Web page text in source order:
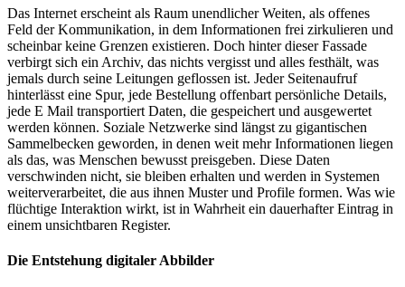
Das Internet erscheint als Raum unendlicher Weiten, als offenes
Feld der Kommunikation, in dem Informationen frei zirkulieren und
scheinbar keine Grenzen existieren. Doch hinter dieser Fassade
verbirgt sich ein Archiv, das nichts vergisst und alles festhält, was
jemals durch seine Leitungen geflossen ist. Jeder Seitenaufruf
hinterlässt eine Spur, jede Bestellung offenbart persönliche Details,
jede E Mail transportiert Daten, die gespeichert und ausgewertet
werden können. Soziale Netzwerke sind längst zu gigantischen
Sammelbecken geworden, in denen weit mehr Informationen liegen
als das, was Menschen bewusst preisgeben. Diese Daten
verschwinden nicht, sie bleiben erhalten und werden in Systemen
weiterverarbeitet, die aus ihnen Muster und Profile formen. Was wie
flüchtige Interaktion wirkt, ist in Wahrheit ein dauerhafter Eintrag in
einem unsichtbaren Register.
Die Entstehung digitaler Abbilder